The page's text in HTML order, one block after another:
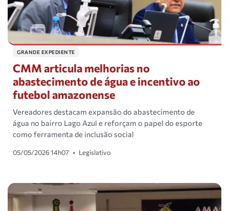
GRANDE EXPEDIENTE
CMM articula melhorias no
abastecimento de água e incentivo ao
futebol amazonense
Vereadores destacam expansão do abastecimento de
água no bairro Lago Azul e reforçam o papel do esporte
como ferramenta de inclusão social
05/05/2026 14h07 • Legislativo